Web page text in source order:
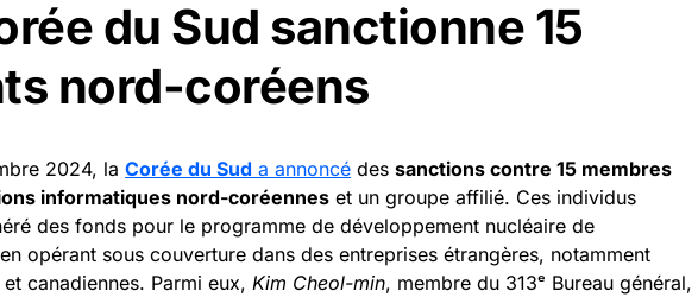
du Sud sanctionne 15
nord-coréens
2024, la Corée du Sud a annoncé des sanctions contre 15 membres
informatiques nord-coréennes et un groupe affilié. Ces individus
des fonds pour le programme de développement nucléaire de
en opérant sous couverture dans des entreprises étrangères, notamment
canadiennes. Parmi eux, Kim Cheol-min, membre du 313ᵉ Bureau général,